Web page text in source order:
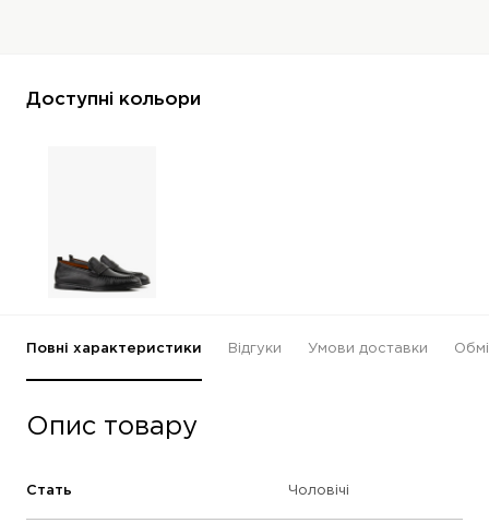
Доступні кольори
Повні характеристики Відгуки Умови доставки
Опис товару
Стать Чоловічі